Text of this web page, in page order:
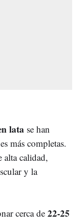
lata se han
más completas.
alta calidad,
y la
cerca de 22-25